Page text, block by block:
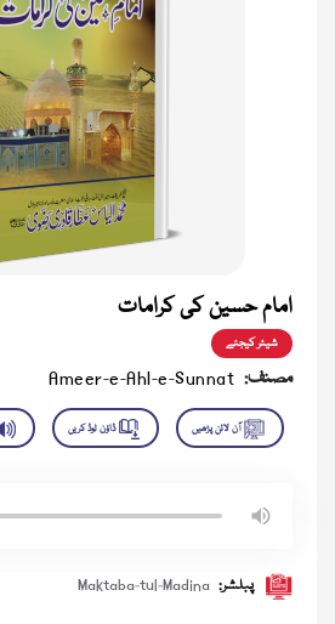
امام حسین کی کرامات
شیئر کیجئے
مصنف: Ameer-e-Ahl-e-Sunnat
پبلشر: Maktaba-tul-Madina